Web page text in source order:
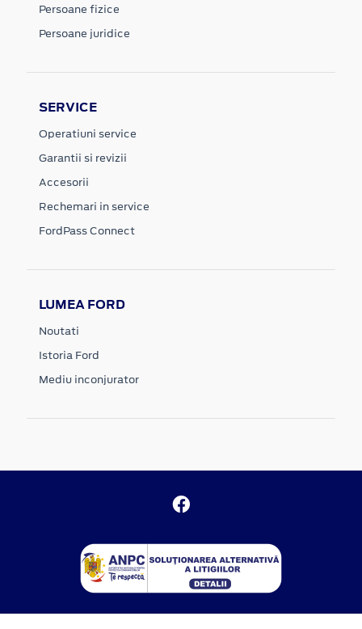
Persoane fizice
Persoane juridice
SERVICE
Operatiuni service
Garantii si revizii
Accesorii
Rechemari in service
FordPass Connect
LUMEA FORD
Noutati
Istoria Ford
Mediu inconjurator